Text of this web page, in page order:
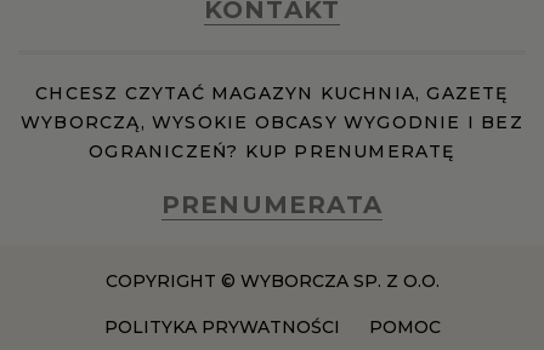
SOSNOWIEC
SZCZECIN
TORUŃ
KONTAKT
CHCESZ CZYTAĆ MAGAZYN KUCHNIA, GAZETĘ
WYBORCZĄ, WYSOKIE OBCASY WYGODNIE I BEZ
OGRANICZEŃ? KUP PRENUMERATĘ
PRENUMERATA
COPYRIGHT © WYBORCZA SP. Z O.O.
POLITYKA PRYWATNOŚCI POMOC